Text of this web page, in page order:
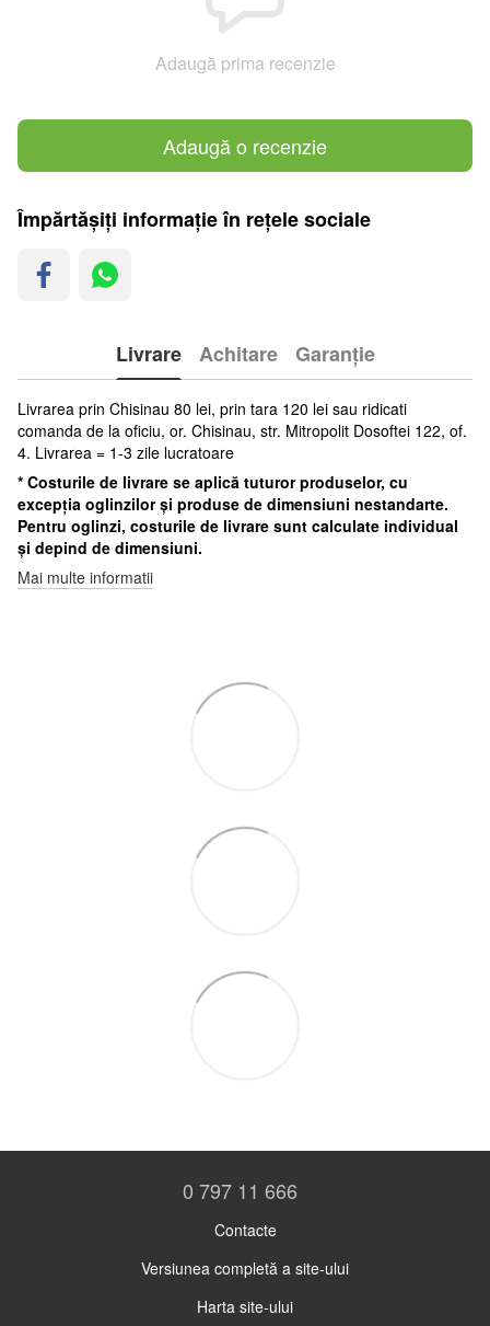
Adaugă prima recenzie
Adaugă o recenzie
Împărtășiți informație în rețele sociale
Livrare Achitare Garanție
Livrarea prin Chisinau 80 lei, prin tara 120 lei sau ridicati
comanda de la oficiu, or. Chisinau, str. Mitropolit Dosoftei 122, of.
4. Livrarea = 1-3 zile lucratoare
* Costurile de livrare se aplică tuturor produselor, cu
excepția oglinzilor și produse de dimensiuni nestandarte.
Pentru oglinzi, costurile de livrare sunt calculate individual
și depind de dimensiuni.
Mai multe informatii
0 797 11 666
Contacte
Versiunea completă a site-ului
Harta site-ului